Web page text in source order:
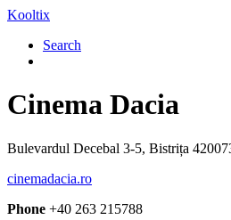
Kooltix
Search
Cinema Dacia
Bulevardul Decebal 3-5, Bistrița
cinemadacia.ro
Phone +40 263 215788